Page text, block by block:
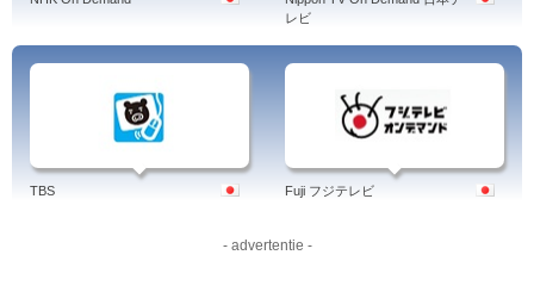
レビ
TBS Fuji フジテレビ
- advertentie -